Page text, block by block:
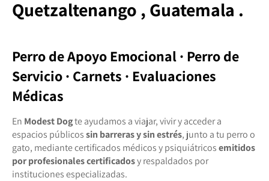
Quetzaltenango , Guatemala .
Perro de Apoyo Emocional · Perro de
Servicio · Carnets · Evaluaciones
Médicas
En Modest Dogte ayudamos a viajar, vivir y acceder a
espacios públicossin barreras y sin estrés, junto a tu perro o
gato, mediante certificados médicos y psiquiátricosemitidos
por profesionales certificadosy respaldados por
instituciones especializadas.